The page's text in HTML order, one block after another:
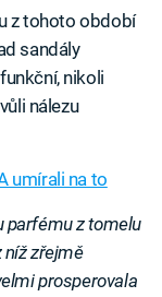
z tohoto období
sandály
nikoli
nálezu
umírali na to
parfému z tomelu
níž zřejmě
prosperovala